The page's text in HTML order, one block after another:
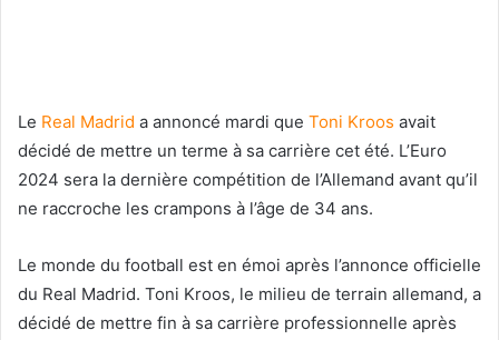
Le Real Madrid a annoncé mardi que Toni Kroos avait
décidé de mettre un terme à sa carrière cet été. L’Euro
2024 sera la dernière compétition de l’Allemand avant qu’il
ne raccroche les crampons à l’âge de 34 ans.
Le monde du football est en émoi après l’annonce officielle
du Real Madrid. Toni Kroos, le milieu de terrain allemand, a
décidé de mettre fin à sa carrière professionnelle après